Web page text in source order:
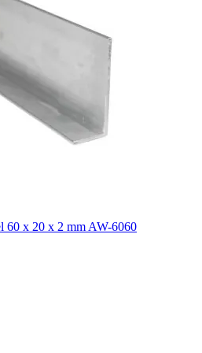
60 x 20 x 2 mm AW-6060